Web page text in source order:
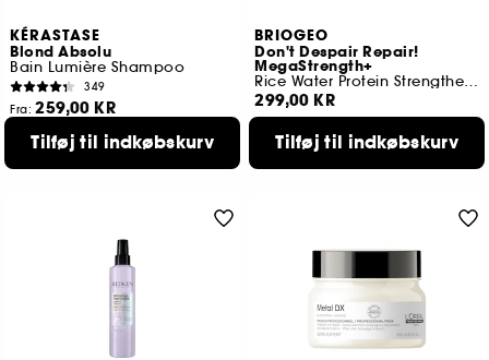
KÉRASTASE
Blond Absolu
Bain Lumière Shampoo
349
Fra:259,00 KR
Tilføj til indkøbskurv
BRIOGEO
Don't Despair Repair!
MegaStrength+
Rice Water Protein Strengthening Treatment
299,00 KR
Tilføj til indkøbskurv